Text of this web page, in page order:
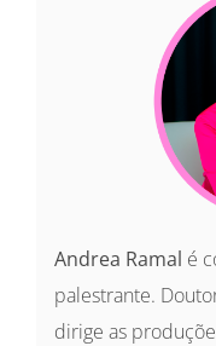
Andrea Ramal é
palestrante.
dirige as